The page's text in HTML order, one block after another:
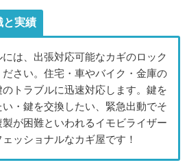
と実績
は、出張対応可能なカギのロック
さい。住宅・車やバイク・金庫の
トラブルに迅速対応します。鍵を
・鍵を交換したい、緊急出動でそ
が困難といわれるイモビライザー
ッショナルなカギ屋です！